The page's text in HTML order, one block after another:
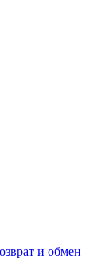
и обмен